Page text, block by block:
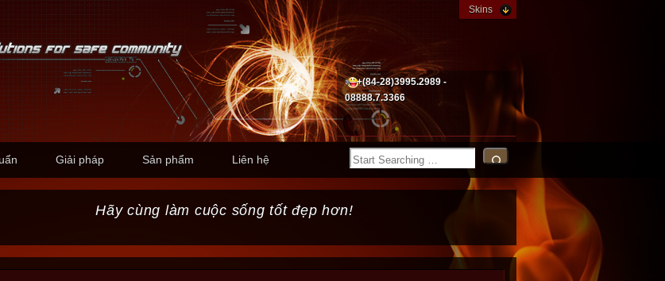
Skins
+(84-28)3995.2989 -
08888.7.3366
Giải pháp Sản phẩm Liên hệ
Hãy cùng làm cuộc sống tốt đẹp hơn!